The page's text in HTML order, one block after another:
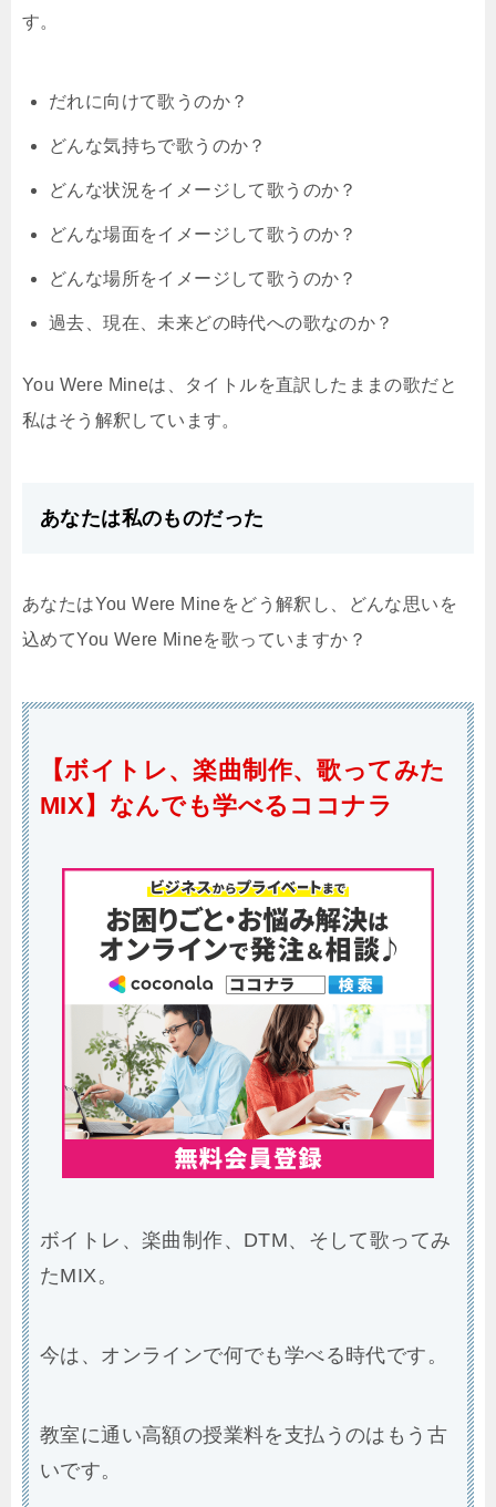
す。
だれに向けて歌うのか？
どんな気持ちで歌うのか？
どんな状況をイメージして歌うのか？
どんな場面をイメージして歌うのか？
どんな場所をイメージして歌うのか？
過去、現在、未来どの時代への歌なのか？
You Were Mineは、タイトルを直訳したままの歌だと
私はそう解釈しています。
あなたは私のものだった
あなたはYou Were Mineをどう解釈し、どんな思いを
込めてYou Were Mineを歌っていますか？
【ボイトレ、楽曲制作、歌ってみた
MIX】なんでも学べるココナラ
ボイトレ、楽曲制作、DTM、そして歌ってみ
たMIX。
今は、オンラインで何でも学べる時代です。
教室に通い高額の授業料を支払うのはもう古
いです。